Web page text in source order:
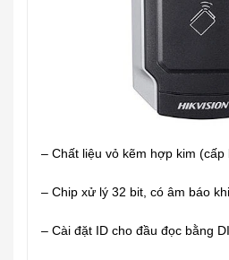
– Chất liệu vỏ kẽm hợp kim (cấp
– Chip xử lý 32 bit, có âm báo
– Cài đặt ID cho đầu đọc bằng